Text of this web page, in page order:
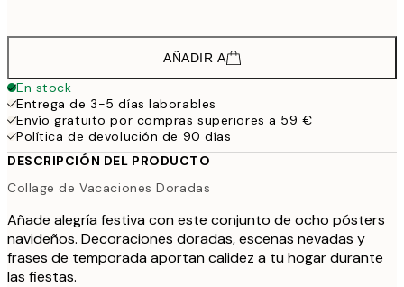
AÑADIR A
En stock
Entrega de 3-5 días laborables
Envío gratuito por compras superiores a 59 €
Política de devolución de 90 días
DESCRIPCIÓN DEL PRODUCTO
Collage de Vacaciones Doradas
Añade alegría festiva con este conjunto de ocho pósters
navideños. Decoraciones doradas, escenas nevadas y
frases de temporada aportan calidez a tu hogar durante
las fiestas.